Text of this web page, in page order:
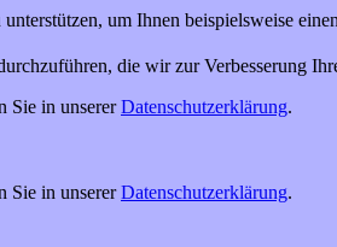
um Ihnen beispielsweise
die wir zur Verbesserung
Sie in unsererDatenschutzerklärung.
Sie in unsererDatenschutzerklärung.